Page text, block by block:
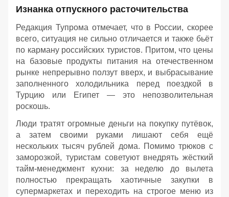
Изнанка отпускного расточительства
Редакция Тупрома отмечает, что в России, скорее
всего, ситуация не сильно отличается и также бьёт
по карману российских туристов. Притом, что цены
на базовые продукты питания на отечественном
рынке непрерывно ползут вверх, и выбрасывание
заполненного холодильника перед поездкой в
Турцию или Египет — это непозволительная
роскошь.
Люди тратят огромные деньги на покупку путёвок,
а затем своими руками лишают себя ещё
нескольких тысяч рублей дома. Помимо трюков с
заморозкой, туристам советуют внедрять жёсткий
тайм-менеджмент кухни: за неделю до вылета
полностью прекращать хаотичные закупки в
супермаркетах и переходить на строгое меню из